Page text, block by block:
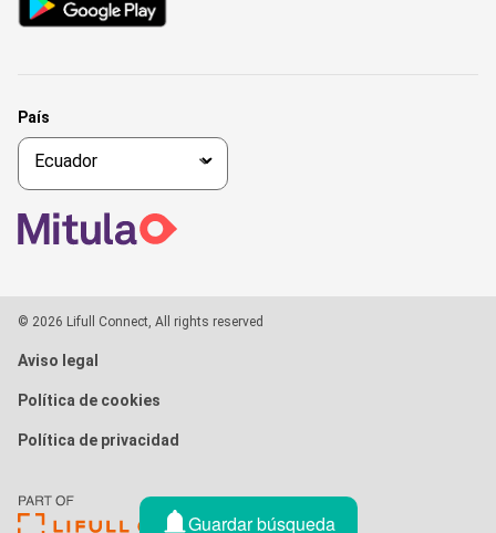
Guardar búsqueda
País
© 2026 Lifull Connect, All rights reserved
Aviso legal
Política de cookies
Política de privacidad